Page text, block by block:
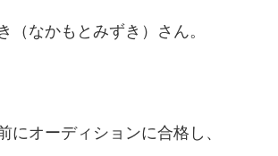
（なかもとみずき）さん。
にオーディションに合格し、